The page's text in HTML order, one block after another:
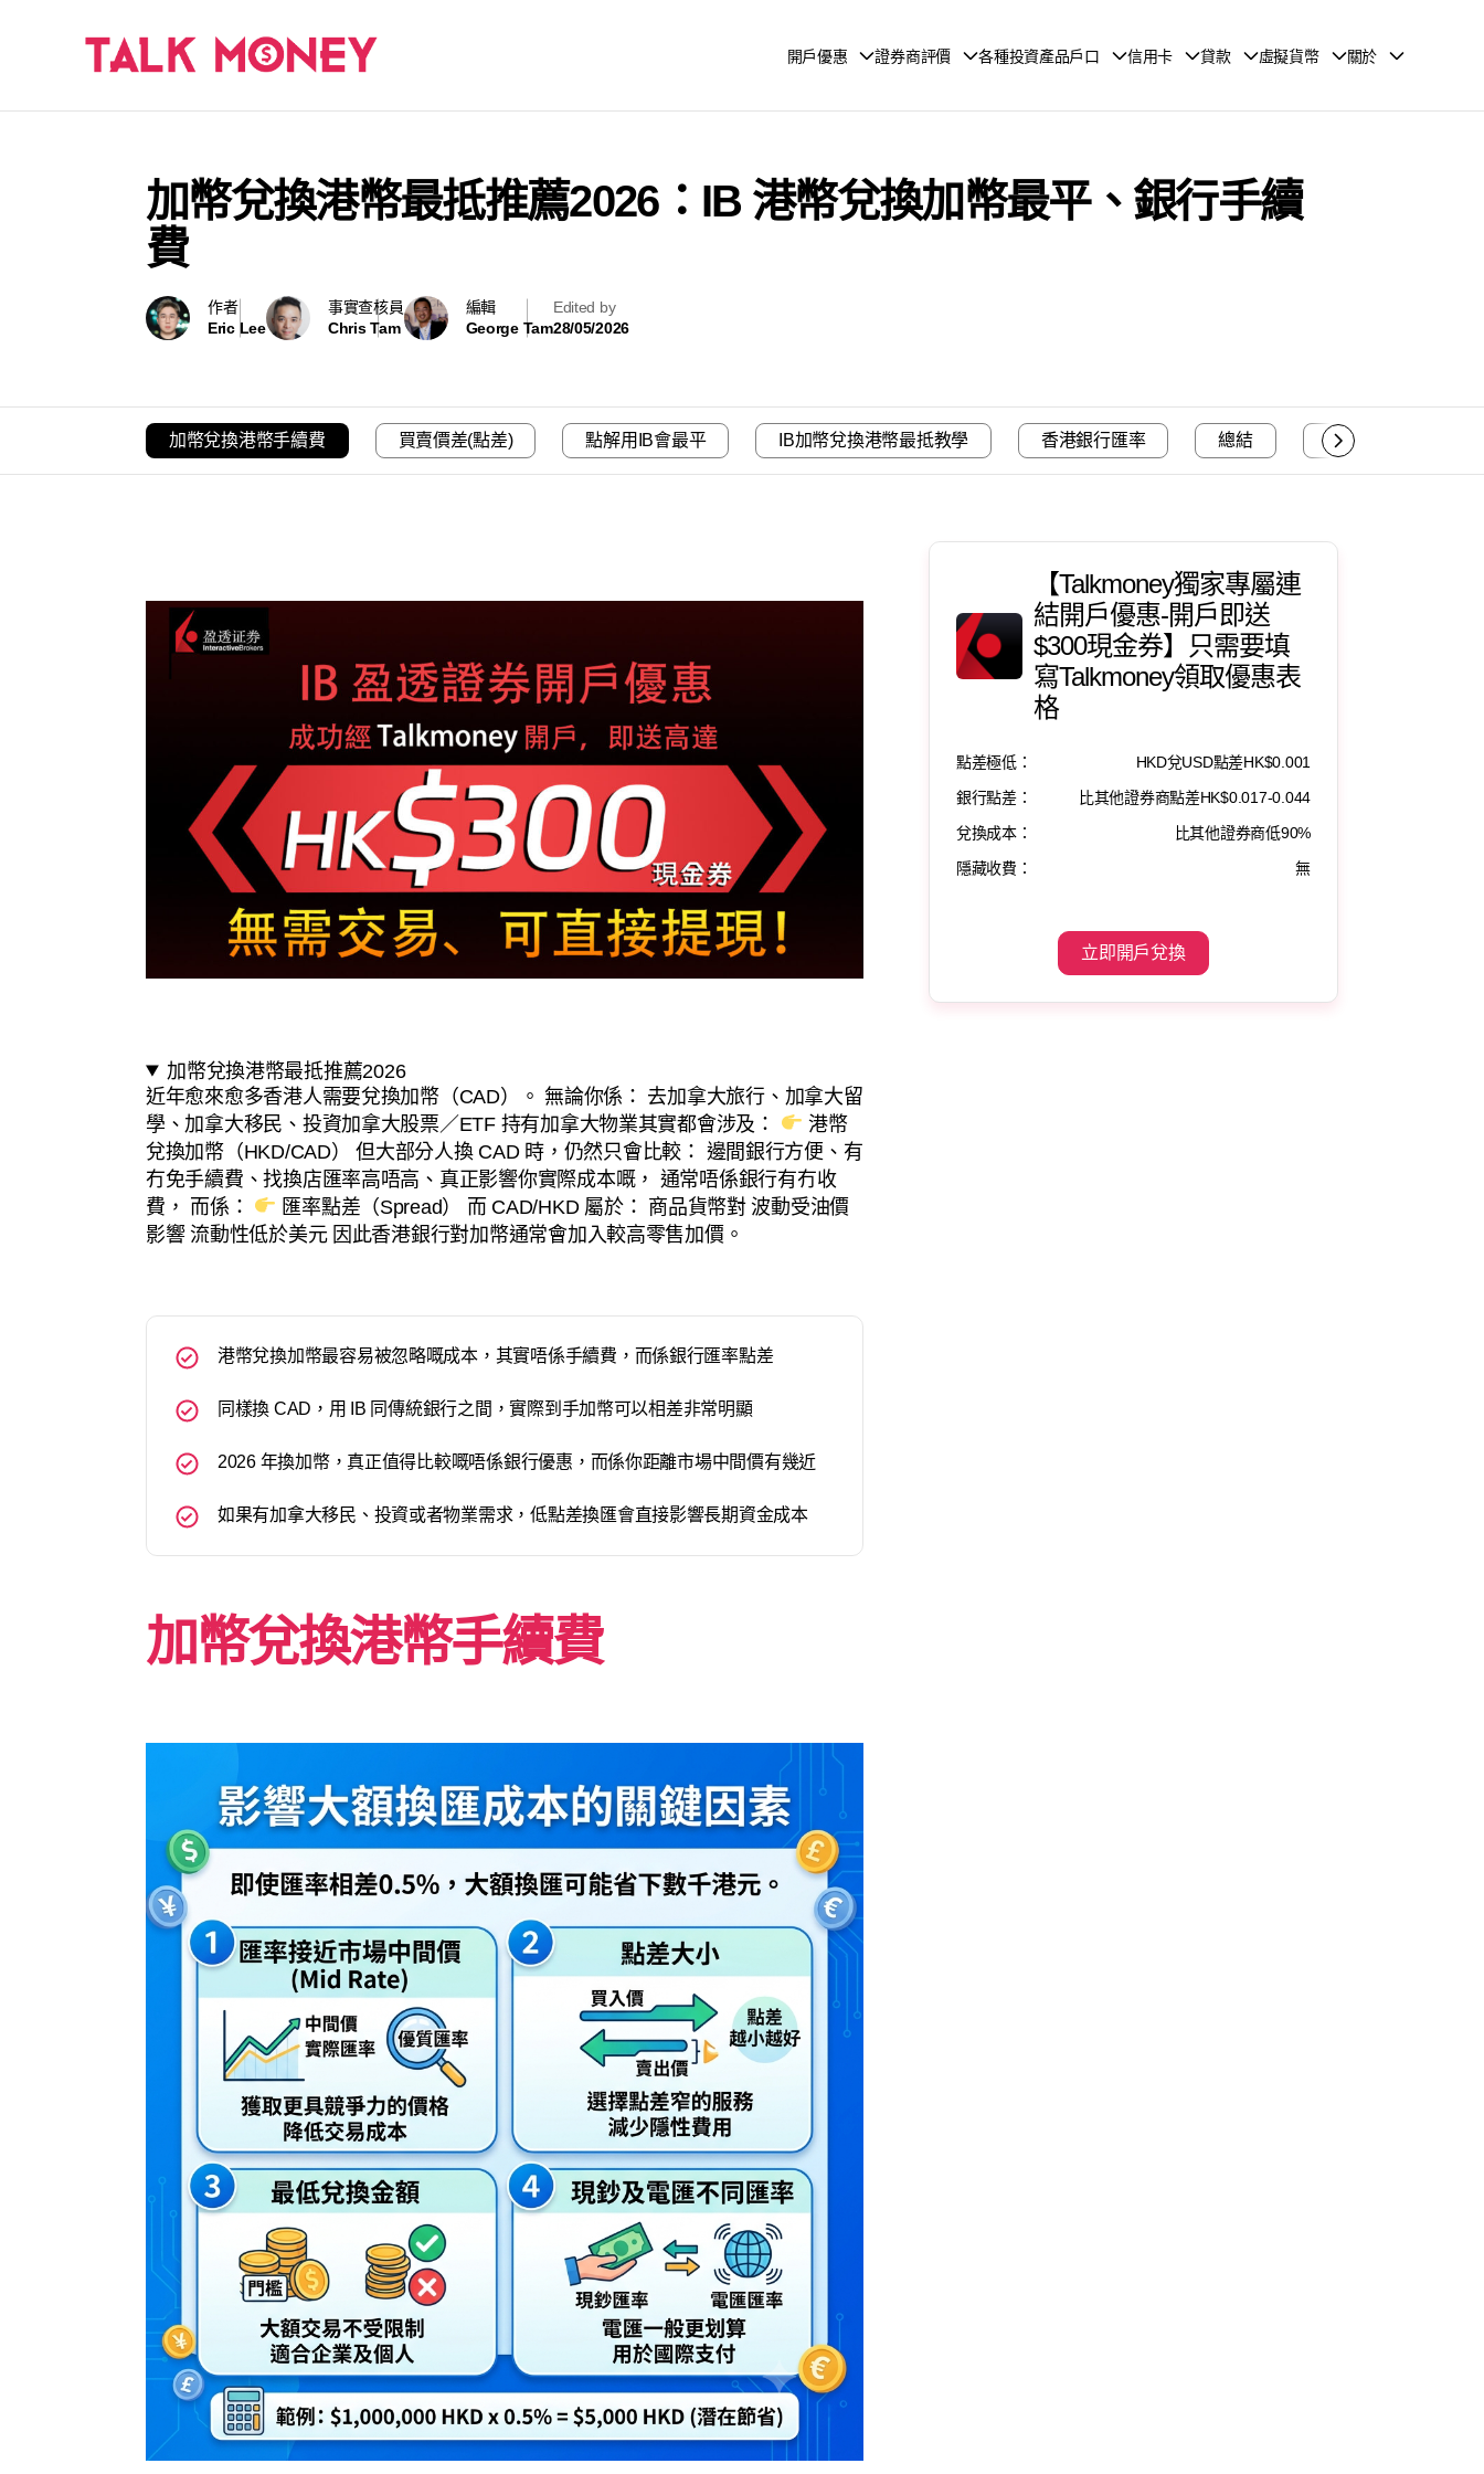
開戶優惠 證券商評價 各種投資產品戶口 信用卡 貸款 虛擬貨幣 關於
加幣兌換港幣最抵推薦2026：IB 港幣兌換加幣最平、銀行手續
費
作者
Eric Lee
事實查核員
Chris Tam
編輯
George Tam
Edited by
28/05/2026
加幣兌換港幣手續費 買賣價差(點差) 點解用IB會最平 IB加幣兌換港幣最抵教學 香港銀行匯率 總結 常見問題
加幣兌換港幣最抵推薦2026
近年愈來愈多香港人需要兌換加幣（CAD）。 無論你係： 去加拿大旅行、加拿大留
學、加拿大移民、投資加拿大股票／ETF 持有加拿大物業其實都會涉及：
港幣
兌換加幣（HKD/CAD） 但大部分人換 CAD 時，仍然只會比較： 邊間銀行方便、有
冇免手續費、找換店匯率高唔高、真正影響你實際成本嘅， 通常唔係銀行有冇收
費， 而係：
匯率點差（Spread） 而 CAD/HKD 屬於： 商品貨幣對 波動受油價
影響 流動性低於美元 因此香港銀行對加幣通常會加入較高零售加價。
港幣兌換加幣最容易被忽略嘅成本，其實唔係手續費，而係銀行匯率點差
同樣換 CAD，用 IB 同傳統銀行之間，實際到手加幣可以相差非常明顯
2026 年換加幣，真正值得比較嘅唔係銀行優惠，而係你距離市場中間價有幾近
如果有加拿大移民、投資或者物業需求，低點差換匯會直接影響長期資金成本
加幣兌換港幣手續費
【Talkmoney獨家專屬連
結開戶優惠-開戶即送
$300現金券】只需要填
寫Talkmoney領取優惠表
格
點差極低：
HKD兌USD點差HK$0.001
銀行點差：
比其他證券商點差HK$0.017-0.044
兌換成本：
比其他證券商低90%
隱藏收費：
無
立即開戶兌換